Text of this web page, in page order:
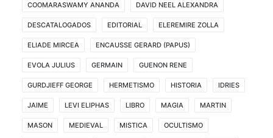
COOMARASWAMY ANANDA DAVID NEEL ALEXANDRA
DESCATALOGADOS EDITORIAL ELEREMIRE ZOLLA
ELIADE MIRCEA ENCAUSSE GERARD (PAPUS)
EVOLA JULIUS GERMAIN GUENON RENE
GURDJIEFF GEORGE HERMETISMO HISTORIA IDRIES
JAIME LEVI ELIPHAS LIBRO MAGIA MARTIN
MASON MEDIEVAL MISTICA OCULTISMO